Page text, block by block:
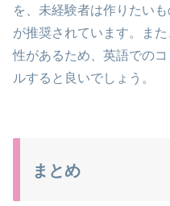
を、未経験者は作りたい
が推奨されています。ま
性があるため、英語での
ルすると良いでしょう。
まとめ